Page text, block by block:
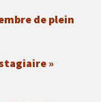
de plein
»